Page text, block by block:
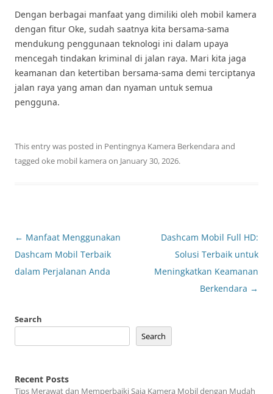
Dengan berbagai manfaat yang dimiliki oleh mobil kamera
dengan fitur Oke, sudah saatnya kita bersama-sama
mendukung penggunaan teknologi ini dalam upaya
mencegah tindakan kriminal di jalan raya. Mari kita jaga
keamanan dan ketertiban bersama-sama demi terciptanya
jalan raya yang aman dan nyaman untuk semua
pengguna.
This entry was posted in Pentingnya Kamera Berkendara and
tagged oke mobil kamera on January 30, 2026.
Post
navigation
← Manfaat Menggunakan
Dashcam Mobil Terbaik
dalam Perjalanan Anda
Dashcam Mobil Full HD:
Solusi Terbaik untuk
Meningkatkan Keamanan
Berkendara →
Search
Search
Recent Posts
Tips Merawat dan Memperbaiki Saja Kamera Mobil dengan Mudah